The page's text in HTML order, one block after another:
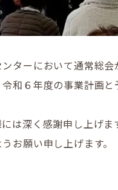
ーにおいて通常総会
和６年度の事業計画
は深く感謝申し上げ
お願い申し上げます。